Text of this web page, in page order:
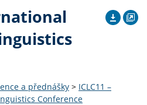
a přednášky > ICLC11 –
Conference